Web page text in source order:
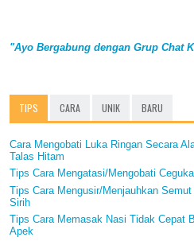
"Ayo Bergabung dengan Grup Chat
TIPS CARA UNIK BARU
Cara Mengobati Luka Ringan Secara
Talas Hitam
Tips Cara Mengatasi/Mengobati
Tips Cara Mengusir/Menjauhkan
Sirih
Tips Cara Memasak Nasi Tidak Cepat
Apek